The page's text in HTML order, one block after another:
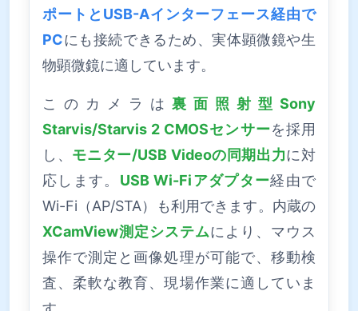
ポートとUSB-Aインターフェース経由で
PCにも接続できるため、実体顕微鏡や生
物顕微鏡に適しています。
このカメラは 裏面照射型Sony
Starvis/Starvis 2 CMOSセンサーを採用
し、 モニター/USB Videoの同期出力に対
応します。 USB Wi-Fiアダプター経由で
Wi-Fi（AP/STA）も利用できます。内蔵の
XCamView測定システムにより、マウス
操作で測定と画像処理が可能で、移動検
査、柔軟な教育、現場作業に適していま